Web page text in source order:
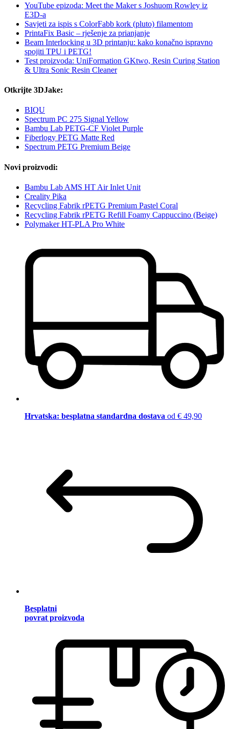
YouTube epizoda: Meet the Maker s Joshuom Rowley iz
E3D-a
Savjeti za ispis s ColorFabb kork (pluto) filamentom
PrintaFix Basic – rješenje za prianjanje
Beam Interlocking u 3D printanju: kako konačno ispravno
spojiti TPU i PETG!
Test proizvoda: UniFormation GKtwo, Resin Curing Station
& Ultra Sonic Resin Cleaner
Otkrijte 3DJake:
BIQU
Spectrum PC 275 Signal Yellow
Bambu Lab PETG-CF Violet Purple
Fiberlogy PETG Matte Red
Spectrum PETG Premium Beige
Novi proizvodi:
Bambu Lab AMS HT Air Inlet Unit
Creality Pika
Recycling Fabrik rPETG Premium Pastel Coral
Recycling Fabrik rPETG Refill Foamy Cappuccino (Beige)
Polymaker HT-PLA Pro White
Hrvatska: besplatna standardna dostava od € 49,90
Besplatni
povrat proizvoda